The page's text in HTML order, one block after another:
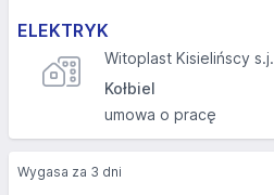
ELEKTRYK
Witoplast Kisielińscy s.j.
Kołbiel
umowa o pracę
Wygasa za 3 dni